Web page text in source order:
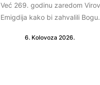
Već 269. godinu zaredom
Emigdija kako bi zahvalili
6. Kolovoza 2026.